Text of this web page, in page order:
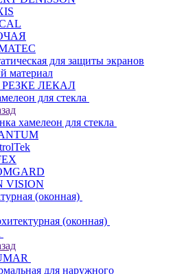
для защиты экранов
материал
РЕЗКЕ ЛЕКАЛ
для стекла
хамелеон для стекла
VISION
(оконная)
(оконная)
для наружного